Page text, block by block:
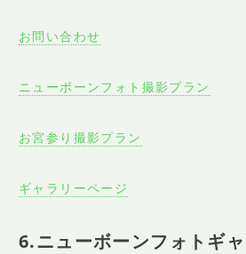
お問い合わせ
ニューボーンフォト撮影プラン
お宮参り撮影プラン
ギャラリーページ
6.ニューボーンフォトギ